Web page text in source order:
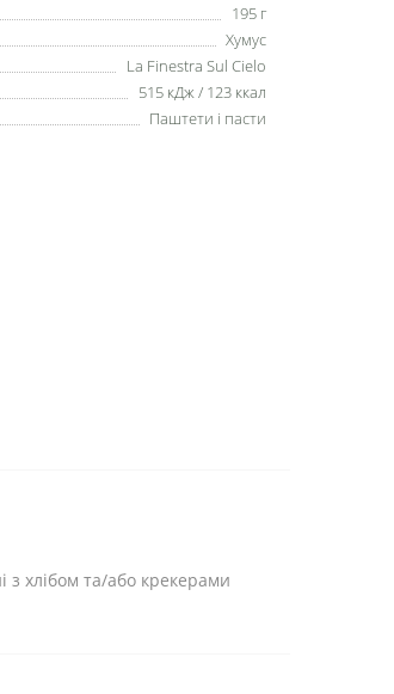
195 г
Хумус
La Finestra Sul Cielo
515 кДж / 123 ккал
Паштети і пасти
з хлібом та/або крекерами